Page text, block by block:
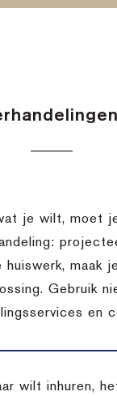
je wilt, moet
maak
Gebruik
en
wilt inhuren,